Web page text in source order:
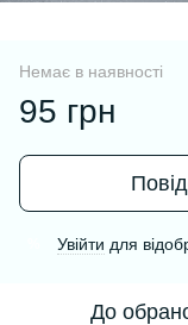
Немає в наявності
95 грн
Увійти для
До